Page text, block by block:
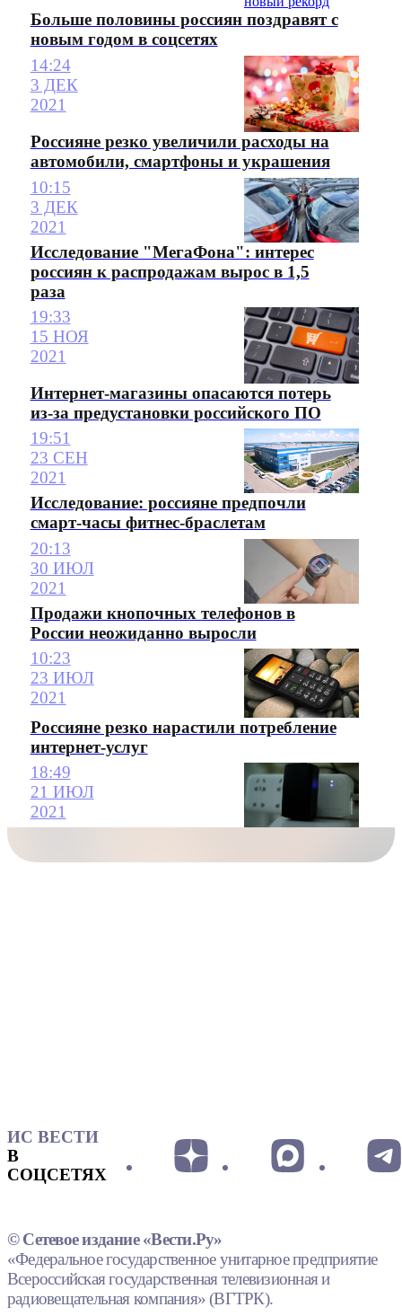
Больше половины россиян поздравят с
новым годом в соцсетях
14:24
3 ДЕК
2021
Россияне резко увеличили расходы на
автомобили, смартфоны и украшения
10:15
3 ДЕК
2021
Исследование "МегаФона": интерес
россиян к распродажам вырос в 1,5
раза
19:33
15 НОЯ
2021
Интернет-магазины опасаются потерь
из-за предустановки российского ПО
19:51
23 СЕН
2021
Исследование: россияне предпочли
смарт-часы фитнес-браслетам
20:13
30 ИЮЛ
2021
Продажи кнопочных телефонов в
России неожиданно выросли
10:23
23 ИЮЛ
2021
Россияне резко нарастили потребление
интернет-услуг
18:49
21 ИЮЛ
2021
ИС ВЕСТИ
В
СОЦСЕТЯХ
© Сетевое издание «Вести.Ру»
«Федеральное государственное унитарное предприятие
Всероссийская государственная телевизионная и
радиовещательная компания» (ВГТРК).